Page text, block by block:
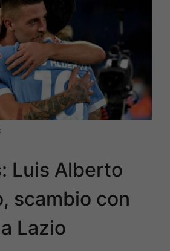
Luis Alberto
scambio con
Lazio